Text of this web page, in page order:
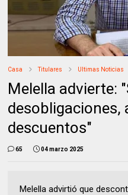
Casa Titulares Ultimas Noticias
Melella advierte:
desobligaciones,
descuentos"
65 04 marzo 2025
Melella advirtió que